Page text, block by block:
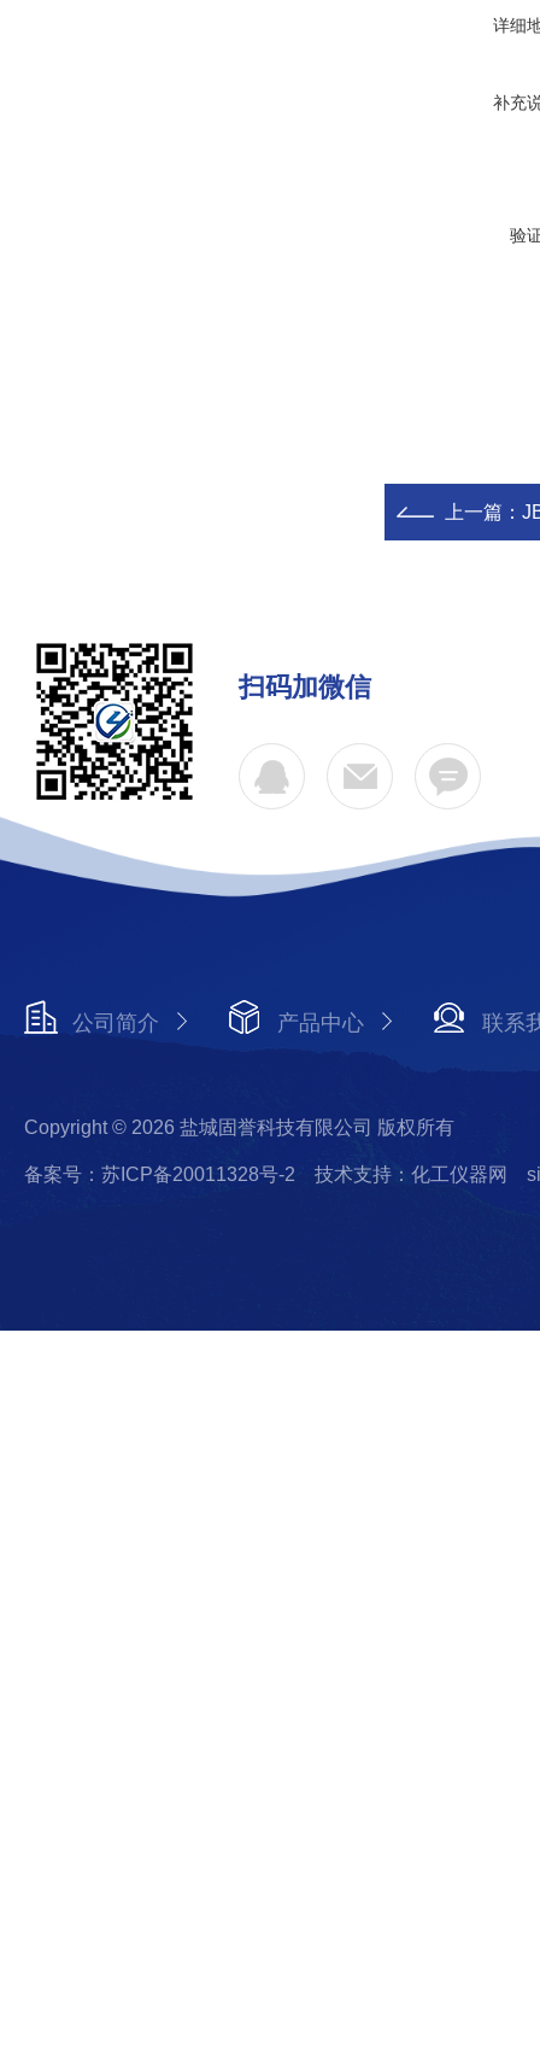
详细
补充
验
上一篇：
扫码加微信
公司简介 产品中心 联系
Copyright © 2026 盐城固誉科技有限公司 版权所有
备案号：苏ICP备20011328号-2 技术支持：化工仪器网